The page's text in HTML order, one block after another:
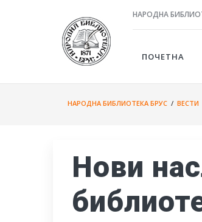
НАРОДНА
ПОЧЕТНА
НАРОДНА БИБЛИОТЕКА БРУС / ВЕСТИ
Нови